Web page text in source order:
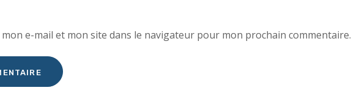
e-mail et mon site dans le navigateur pour mon prochain commentaire.